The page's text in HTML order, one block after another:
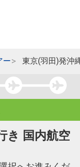
ー 東京(羽田)発沖
き 国内航空